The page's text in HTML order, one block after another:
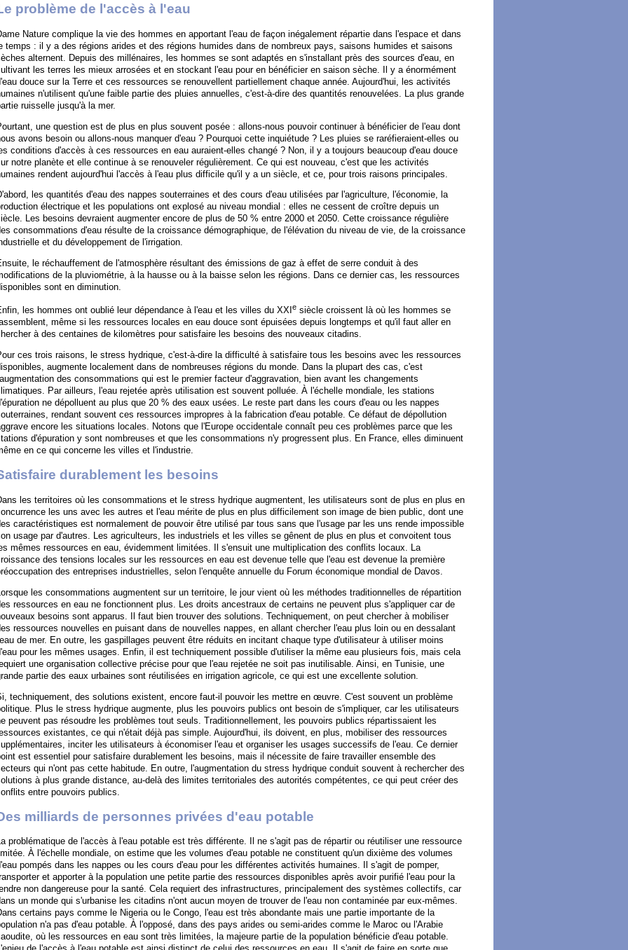
problème de l'accès à l'eau
Nature complique la vie des hommes en apportant l'eau de façon inégalement répartie dans l'espace et dans
temps : il y a des régions arides et des régions humides dans de nombreux pays, saisons humides et saisons
alternent. Depuis des millénaires, les hommes se sont adaptés en s'installant près des sources d'eau, en
les terres les mieux arrosées et en stockant l'eau pour en bénéficier en saison sèche. Il y a énormément
douce sur la Terre et ces ressources se renouvellent partiellement chaque année. Aujourd'hui, les activités
n'utilisent qu'une faible partie des pluies annuelles, c'est-à-dire des quantités renouvelées. La plus grande
ruisselle jusqu'à la mer.
une question est de plus en plus souvent posée : allons-nous pouvoir continuer à bénéficier de l'eau dont
avons besoin ou allons-nous manquer d'eau ? Pourquoi cette inquiétude ? Les pluies se raréfieraient-elles ou
conditions d'accès à ces ressources en eau auraient-elles changé ? Non, il y a toujours beaucoup d'eau douce
notre planète et elle continue à se renouveler régulièrement. Ce qui est nouveau, c'est que les activités
rendent aujourd'hui l'accès à l'eau plus difficile qu'il y a un siècle, et ce, pour trois raisons principales.
les quantités d'eau des nappes souterraines et des cours d'eau utilisées par l'agriculture, l'économie, la
électrique et les populations ont explosé au niveau mondial : elles ne cessent de croître depuis un
Les besoins devraient augmenter encore de plus de 50 % entre 2000 et 2050. Cette croissance régulière
consommations d'eau résulte de la croissance démographique, de l'élévation du niveau de vie, de la croissance
et du développement de l'irrigation.
le réchauffement de l'atmosphère résultant des émissions de gaz à effet de serre conduit à des
de la pluviométrie, à la hausse ou à la baisse selon les régions. Dans ce dernier cas, les ressources
sont en diminution.
les hommes ont oublié leur dépendance à l'eau et les villes du XXI e siècle croissent là où les hommes se
même si les ressources locales en eau douce sont épuisées depuis longtemps et qu'il faut aller en
à des centaines de kilomètres pour satisfaire les besoins des nouveaux citadins.
ces trois raisons, le stress hydrique, c'est-à-dire la difficulté à satisfaire tous les besoins avec les ressources
augmente localement dans de nombreuses régions du monde. Dans la plupart des cas, c'est
des consommations qui est le premier facteur d'aggravation, bien avant les changements
Par ailleurs, l'eau rejetée après utilisation est souvent polluée. À l'échelle mondiale, les stations
ne dépolluent au plus que 20 % des eaux usées. Le reste part dans les cours d'eau ou les nappes
rendant souvent ces ressources impropres à la fabrication d'eau potable. Ce défaut de dépollution
encore les situations locales. Notons que l'Europe occidentale connaît peu ces problèmes parce que les
d'épuration y sont nombreuses et que les consommations n'y progressent plus. En France, elles diminuent
en ce qui concerne les villes et l'industrie.
durablement les besoins
les territoires où les consommations et le stress hydrique augmentent, les utilisateurs sont de plus en plus en
les uns avec les autres et l'eau mérite de plus en plus difficilement son image de bien public, dont une
caractéristiques est normalement de pouvoir être utilisé par tous sans que l'usage par les uns rende impossible
usage par d'autres. Les agriculteurs, les industriels et les villes se gênent de plus en plus et convoitent tous
mêmes ressources en eau, évidemment limitées. Il s'ensuit une multiplication des conflits locaux. La
des tensions locales sur les ressources en eau est devenue telle que l'eau est devenue la première
des entreprises industrielles, selon l'enquête annuelle du Forum économique mondial de Davos.
Lorsque les consommations augmentent sur un territoire, le jour vient où les méthodes traditionnelles de répartition
ressources en eau ne fonctionnent plus. Les droits ancestraux de certains ne peuvent plus s'appliquer car de
besoins sont apparus. Il faut bien trouver des solutions. Techniquement, on peut chercher à mobiliser
ressources nouvelles en puisant dans de nouvelles nappes, en allant chercher l'eau plus loin ou en dessalant
de mer. En outre, les gaspillages peuvent être réduits en incitant chaque type d'utilisateur à utiliser moins
pour les mêmes usages. Enfin, il est techniquement possible d'utiliser la même eau plusieurs fois, mais cela
une organisation collective précise pour que l'eau rejetée ne soit pas inutilisable. Ainsi, en Tunisie, une
partie des eaux urbaines sont réutilisées en irrigation agricole, ce qui est une excellente solution.
techniquement, des solutions existent, encore faut-il pouvoir les mettre en œuvre. C'est souvent un problème
Plus le stress hydrique augmente, plus les pouvoirs publics ont besoin de s'impliquer, car les utilisateurs
peuvent pas résoudre les problèmes tout seuls. Traditionnellement, les pouvoirs publics répartissaient les
existantes, ce qui n'était déjà pas simple. Aujourd'hui, ils doivent, en plus, mobiliser des ressources
inciter les utilisateurs à économiser l'eau et organiser les usages successifs de l'eau. Ce dernier
est essentiel pour satisfaire durablement les besoins, mais il nécessite de faire travailler ensemble des
qui n'ont pas cette habitude. En outre, l'augmentation du stress hydrique conduit souvent à rechercher des
à plus grande distance, au-delà des limites territoriales des autorités compétentes, ce qui peut créer des
entre pouvoirs publics.
milliards de personnes privées d'eau potable
problématique de l'accès à l'eau potable est très différente. Il ne s'agit pas de répartir ou réutiliser une ressource
À l'échelle mondiale, on estime que les volumes d'eau potable ne constituent qu'un dixième des volumes
pompés dans les nappes ou les cours d'eau pour les différentes activités humaines. Il s'agit de pomper,
et apporter à la population une petite partie des ressources disponibles après avoir purifié l'eau pour la
non dangereuse pour la santé. Cela requiert des infrastructures, principalement des systèmes collectifs, car
un monde qui s'urbanise les citadins n'ont aucun moyen de trouver de l'eau non contaminée par eux-mêmes.
certains pays comme le Nigeria ou le Congo, l'eau est très abondante mais une partie importante de la
n'a pas d'eau potable. À l'opposé, dans des pays arides ou semi-arides comme le Maroc ou l'Arabie
où les ressources en eau sont très limitées, la majeure partie de la population bénéficie d'eau potable.